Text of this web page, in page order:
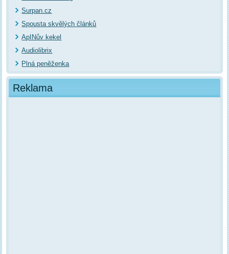
Surpan.cz
Spousta skvělých článků
ApINův kekel
Audiolibrix
Plná peněženka
Reklama